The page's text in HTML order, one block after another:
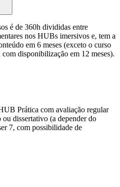
é de 360h divididas entre
nos HUBs imersivos e, tem a
em 6 meses (exceto o curso
disponibilização em 12 meses).
Prática com avaliação regular
dissertativo (a depender do
7, com possibilidade de